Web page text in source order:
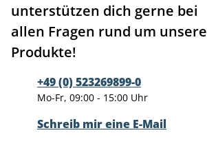
unterstützen dich gerne bei
allen Fragen rund um unsere
Produkte!
+49 (0) 523269899-0
Mo-Fr, 09:00 - 15:00 Uhr
Schreib mir eine E-Mail